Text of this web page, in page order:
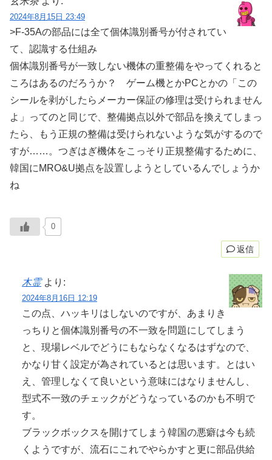
2024年8月15日 23:49
>F-35Aの部品には全て個体識別番号が付されてい
て、認識する仕組み
個体識別番号が一致しない機体の重整備をやってくれると
ころはあるのだろうか？ ゲーム機とかPCとかの「この
シールを剥がしたらメーカー保証の修理は受けられません
よ」ってのと同じで、整備拠点以外で部品を換えてしまっ
たら、もう正規の整備は受けられないような気がするので
すが……。つぎはぎ機体をこっそり正規整備するために、
韓国にMRO&U拠点を設置しようとしているんでしょうか
ね
0
返信
木霊 より:
2024年8月16日 12:19
この点、ハッキリはしないのですが、あまりき
っちりと個体識別番号の不一致を問題にしてしまう
と、現場レベルでどうにもならなくなるはずなので、
かなり甘く設定が為されているとは思います。とはい
え、管理しなくて良いという意味にはなりませんし、
型式不一致のチェックがどうなっているのかも不明で
す。
ブラックボックスを開けてしまう韓国の悪癖は今も続
くようですが、流石にこれでやらかすと更に部品供給